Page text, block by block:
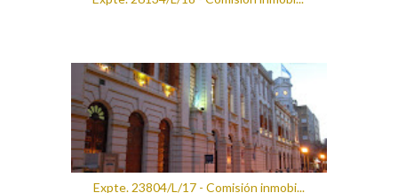
Expte. 23804/L/17 - Comisión inmobi...